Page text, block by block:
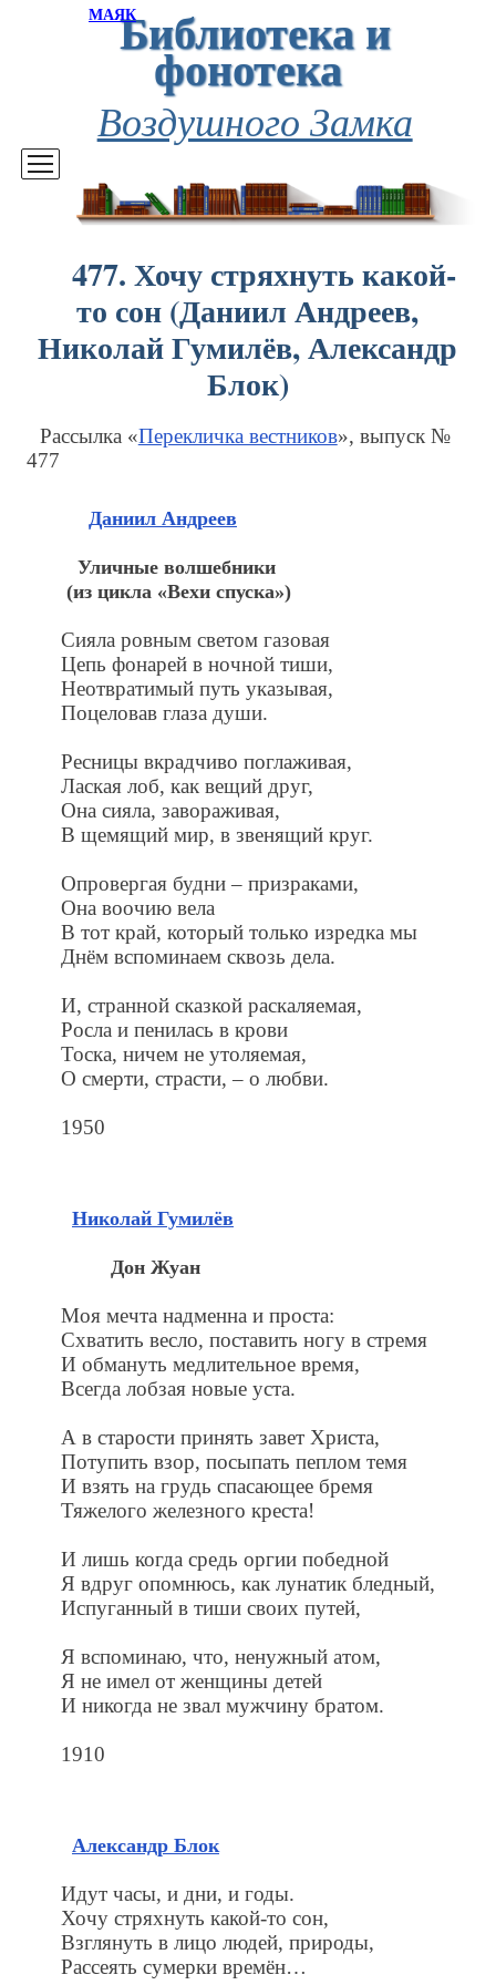
МАЯКБиблиотека и
фонотека
Воздушного Замка
477. Хочу стряхнуть какой-
то сон (Даниил Андреев,
Николай Гумилёв, Александр
Блок)
Рассылка «Перекличка вестников», выпуск №
477
Даниил Андреев
Уличные волшебники
(из цикла «Вехи спуска»)
Сияла ровным светом газовая
Цепь фонарей в ночной тиши,
Неотвратимый путь указывая,
Поцеловав глаза души.
Ресницы вкрадчиво поглаживая,
Лаская лоб, как вещий друг,
Она сияла, завораживая,
В щемящий мир, в звенящий круг.
Опровергая будни – призраками,
Она воочию вела
В тот край, который только изредка мы
Днём вспоминаем сквозь дела.
И, странной сказкой раскаляемая,
Росла и пенилась в крови
Тоска, ничем не утоляемая,
О смерти, страсти, – о любви.
1950
Николай Гумилёв
Дон Жуан
Моя мечта надменна и проста:
Схватить весло, поставить ногу в стремя
И обмануть медлительное время,
Всегда лобзая новые уста.
А в старости принять завет Христа,
Потупить взор, посыпать пеплом темя
И взять на грудь спасающее бремя
Тяжелого железного креста!
И лишь когда средь оргии победной
Я вдруг опомнюсь, как лунатик бледный,
Испуганный в тиши своих путей,
Я вспоминаю, что, ненужный атом,
Я не имел от женщины детей
И никогда не звал мужчину братом.
1910
Александр Блок
Идут часы, и дни, и годы.
Хочу стряхнуть какой-то сон,
Взглянуть в лицо людей, природы,
Рассеять сумерки времён…